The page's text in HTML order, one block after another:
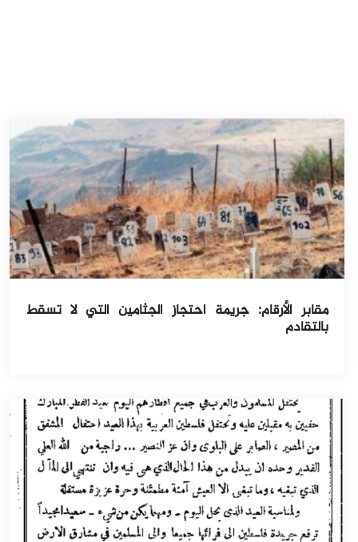
مقابر الأرقام: جريمة احتجاز الجثامين التي لا تسقط
بالتقادم